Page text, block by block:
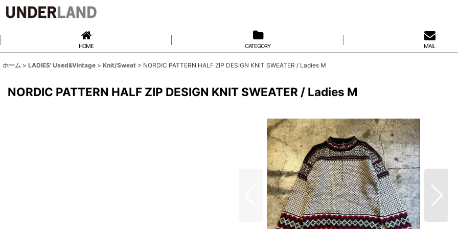
HOME CATEGORY MAIL
ホーム > LADIES' Used&Vintage > Knit/Sweat > NORDIC PATTERN HALF ZIP DESIGN KNIT SWEATER / Ladies M
NORDIC PATTERN HALF ZIP DESIGN KNIT SWEATER / Ladies M